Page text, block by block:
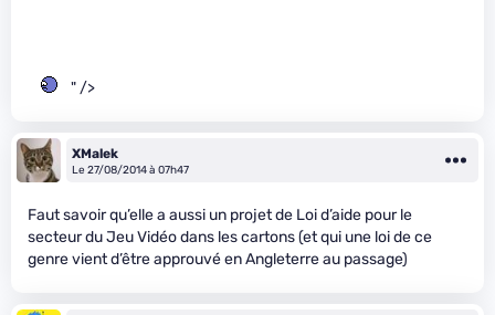
" />
XMalek
Le 27/08/2014 à 07h47
Faut savoir qu’elle a aussi un projet de Loi d’aide pour le
secteur du Jeu Vidéo dans les cartons (et qui une loi de ce
genre vient d’être approuvé en Angleterre au passage)